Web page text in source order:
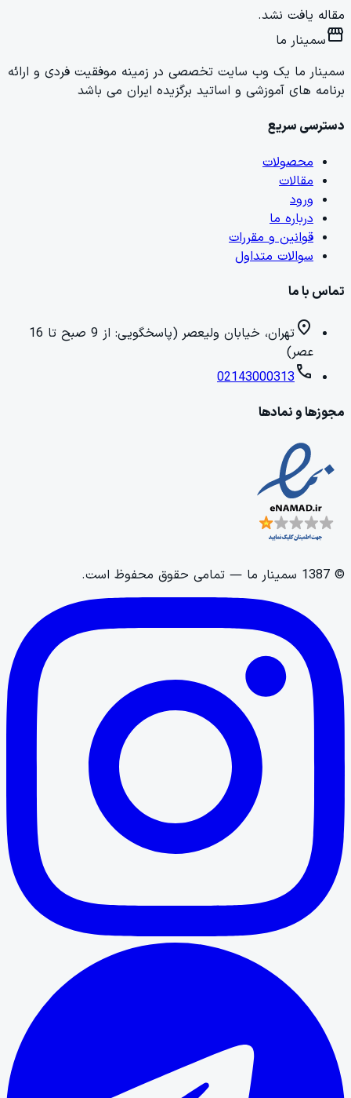
مقاله یافت نشد.
storefrontسمینار ما
سمینار ما یک وب سایت تخصصی در زمینه موفقیت فردی و ارائه
برنامه های آموزشی و اساتید برگزیده ایران می باشد
دسترسی سریع
محصولات
مقالات
ورود
درباره ما
قوانین و مقررات
سوالات متداول
تماس با ما
location_on
تهران، خیابان ولیعصر (پاسخگویی: از 9 صبح تا 16
عصر)
call
02143000313
مجوزها و نمادها
©
1387 سمینار ما — تمامی حقوق محفوظ است.